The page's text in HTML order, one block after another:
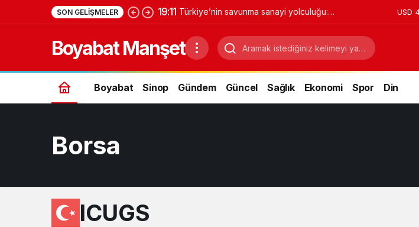
SON GELIŞMELER 19:11 Türkiye’nin savunma sanayi yolculuğu:
Yıldırımhan’a uzanan stratejik dönüşüm
USD
Boyabat Manşet
Boyabat Sinop Gündem Güncel Sağlık Ekonomi Spor Din
Borsa
ICUGS